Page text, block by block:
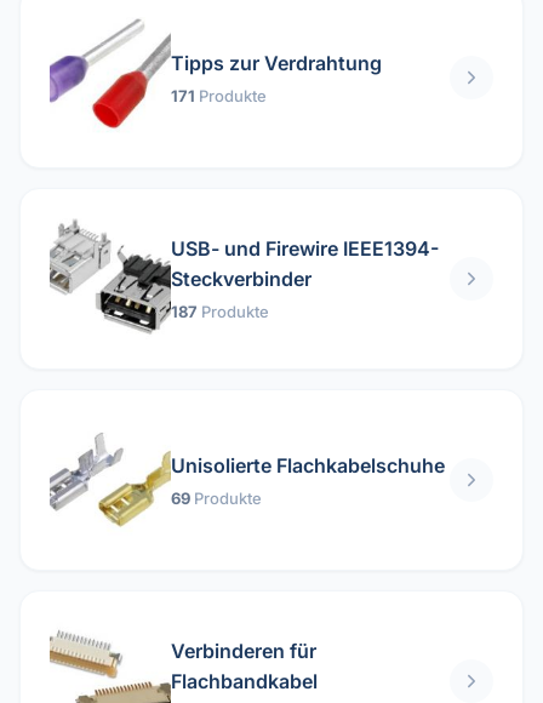
Tipps zur Verdrahtung
171 Produkte
USB- und Firewire IEEE1394-
Steckverbinder
187 Produkte
Unisolierte Flachkabelschuhe
69 Produkte
Verbinderen für
Flachbandkabel